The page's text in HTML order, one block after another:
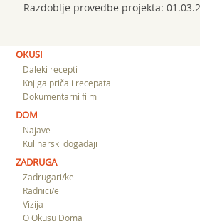
Razdoblje provedbe projekta:
OKUSI
Daleki recepti
Knjiga priča i recepata
Dokumentarni film
DOM
Najave
Kulinarski događaji
ZADRUGA
Zadrugari/ke
Radnici/e
Vizija
O Okusu Doma